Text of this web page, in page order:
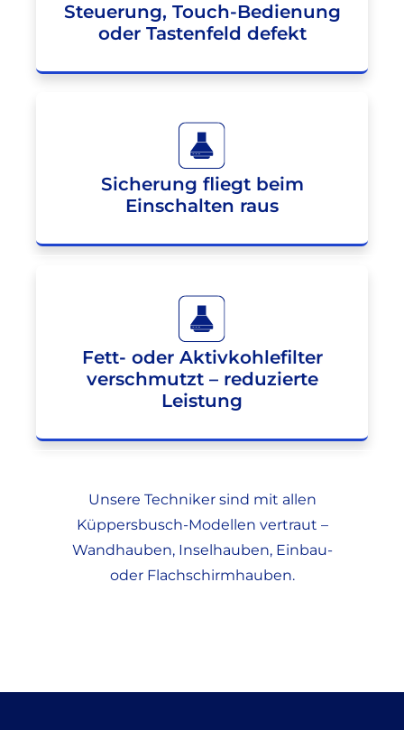
Steuerung, Touch-Bedienung
oder Tastenfeld defekt
Sicherung fliegt beim
Einschalten raus
Fett- oder Aktivkohlefilter
verschmutzt – reduzierte
Leistung
Unsere Techniker sind mit allen
Küppersbusch-Modellen vertraut –
Wandhauben, Inselhauben, Einbau-
oder Flachschirmhauben.